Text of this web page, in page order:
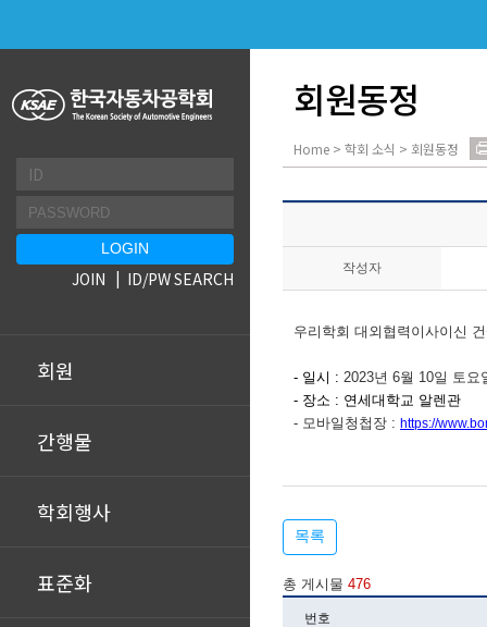
회원
간행물
학회행사
표준화
JOIN ID/PW SEARCH
회원동정
Home > 학회 소식 > 회원동정
작성자
우리학회 대외협력이사이신
- 일시 : 2023년 6월 10일 토
- 장소 : 연세대학교 알렌관
- 모바일청첩장 : https://
목록
총 게시물 476
번호